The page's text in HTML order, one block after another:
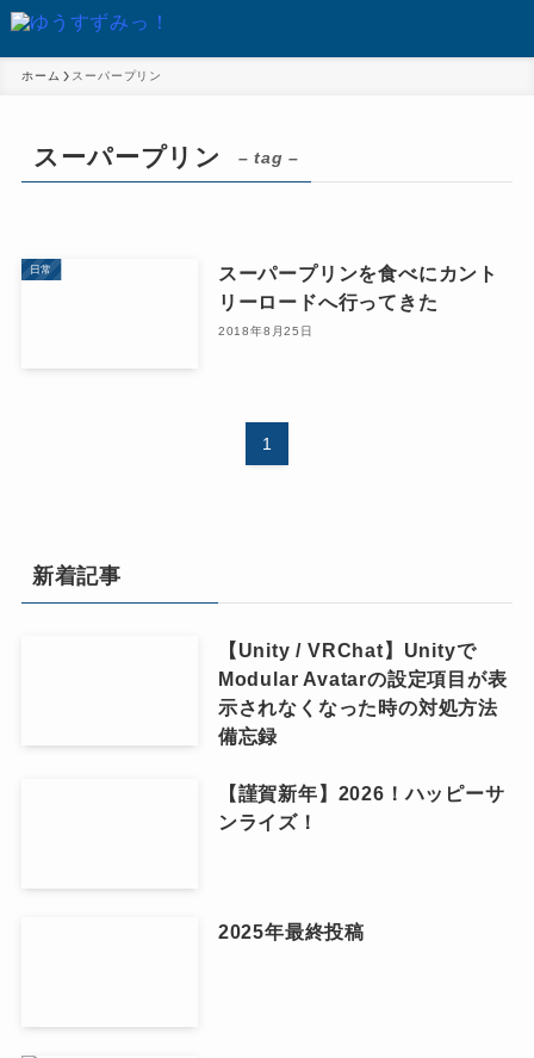
ホーム スーパープリン
スーパープリン – tag –
日常
スーパープリンを食べにカント
リーロードへ行ってきた
2018年8月25日
1
新着記事
【Unity / VRChat】Unityで
Modular Avatarの設定項目が表
示されなくなった時の対処方法
備忘録
【謹賀新年】2026！ハッピーサ
ンライズ！
2025年最終投稿